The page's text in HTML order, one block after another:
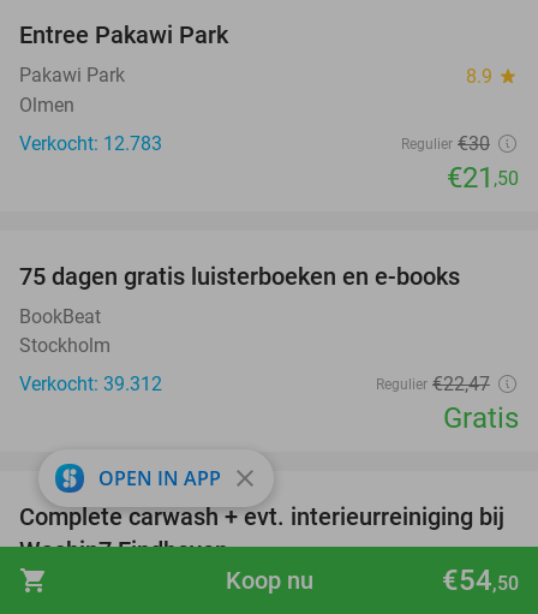
shopping_cart €54,50
Koop nu
Entree Pakawi Park
Pakawi Park 8.9 star
Olmen
Verkocht: 12.783
Regulier €30
€21 ,50
75 dagen gratis luisterboeken en e-books
BookBeat
Stockholm
Verkocht: 39.312
Regulier €22,47
Gratis
40%
Complete carwash + evt. interieurreiniging bij
Washin7 Eindhoven
Washin7 Eindhoven 9.5star
OPEN IN APP close